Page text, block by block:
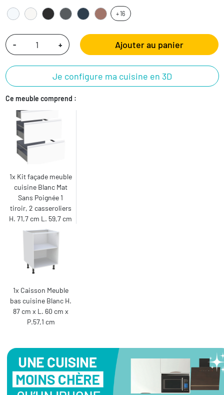
+ 16
- + Ajouter au panier
Je configure ma cuisine en 3D
Ce meuble comprend :
1x Kit façade meuble
cuisine Blanc Mat
Sans Poignée 1
tiroir, 2 casseroliers
H. 71,7 cm L. 59,7 cm
1x Caisson Meuble
bas cuisine Blanc H.
87 cm x L. 60 cm x
P.57,1 cm